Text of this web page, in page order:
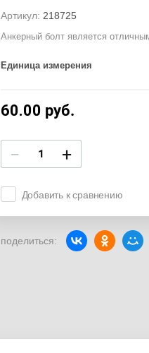
Артикул: 218725
Анкерный болт является
Единица измерения
60.00 руб.
− +
Добавить к сравнению
поделиться: